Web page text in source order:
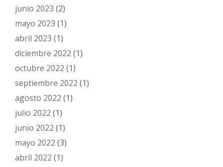
junio 2023 (2)
mayo 2023 (1)
abril 2023 (1)
diciembre 2022 (1)
octubre 2022 (1)
septiembre 2022 (1)
agosto 2022 (1)
julio 2022 (1)
junio 2022 (1)
mayo 2022 (3)
abril 2022 (1)